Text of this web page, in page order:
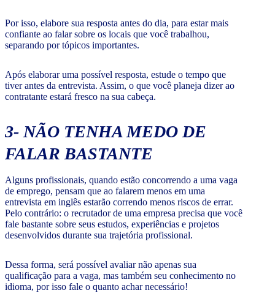
Por isso, elabore sua resposta antes do dia, para estar mais
confiante ao falar sobre os locais que você trabalhou,
separando por tópicos importantes.
Após elaborar uma possível resposta, estude o tempo que
tiver antes da entrevista. Assim, o que você planeja dizer ao
contratante estará fresco na sua cabeça.
3- NÃO TENHA MEDO DE
FALAR BASTANTE
Alguns profissionais, quando estão concorrendo a uma vaga
de emprego, pensam que ao falarem menos em uma
entrevista em inglês estarão correndo menos riscos de errar.
Pelo contrário: o recrutador de uma empresa precisa que você
fale bastante sobre seus estudos, experiências e projetos
desenvolvidos durante sua trajetória profissional.
Dessa forma, será possível avaliar não apenas sua
qualificação para a vaga, mas também seu conhecimento no
idioma, por isso fale o quanto achar necessário!